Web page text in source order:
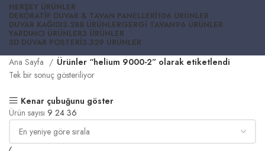
HERŞEY ÜRÜNLER
DEKORATIF DUVAR & TAVAN PANELLERI106 ÜRÜNLER
DUVAR KAĞIDI3.288 ÜRÜNLERGERGI TAVAN96 ÜRÜNLER
YARDIMCI ÜRÜNLER3 ÜRÜNLER
3D DUVAR POSTERI3.329 ÜRÜNLER
Ana Sayfa
Ürünler “helium 9000-2” olarak etiketlendi
Tek bir sonuç gösteriliyor
Kenar çubuğunu göster
Ürün sayısı 9 24 36